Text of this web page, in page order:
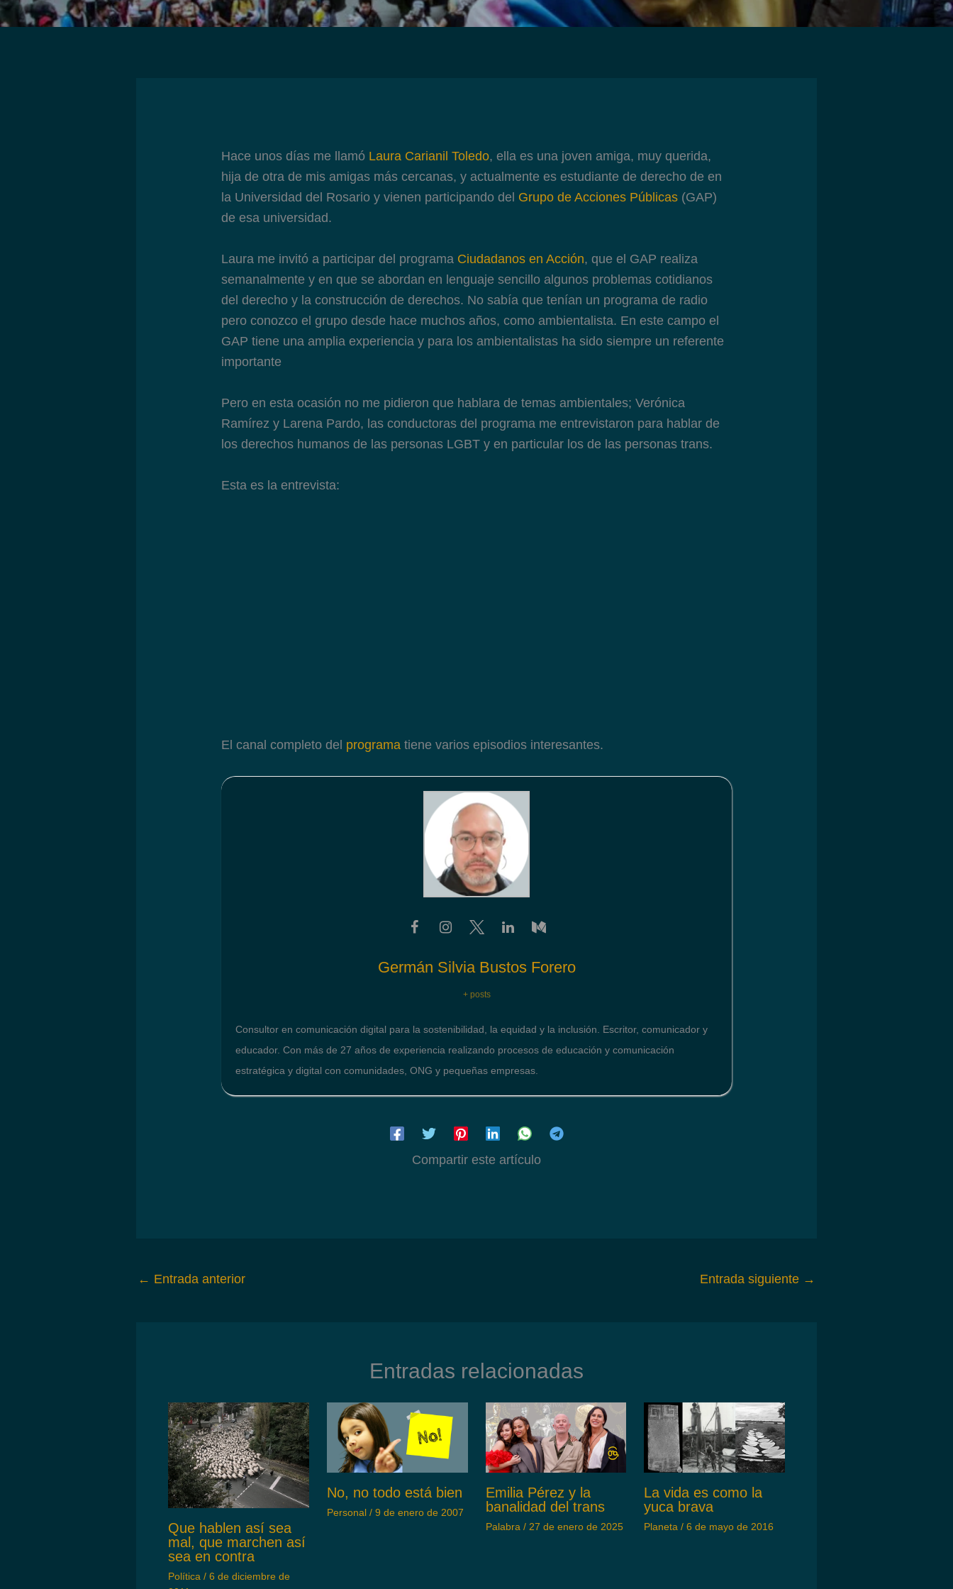
Hace unos días me llamó Laura Carianil Toledo, ella es una joven amiga, muy querida,
hija de otra de mis amigas más cercanas, y actualmente es estudiante de derecho de en
la Universidad del Rosario y vienen participando del Grupo de Acciones Públicas (GAP)
de esa universidad.
Laura me invitó a participar del programa Ciudadanos en Acción, que el GAP realiza
semanalmente y en que se abordan en lenguaje sencillo algunos problemas cotidianos
del derecho y la construcción de derechos. No sabía que tenían un programa de radio
pero conozco el grupo desde hace muchos años, como ambientalista. En este campo el
GAP tiene una amplia experiencia y para los ambientalistas ha sido siempre un referente
importante
Pero en esta ocasión no me pidieron que hablara de temas ambientales; Verónica
Ramírez y Larena Pardo, las conductoras del programa me entrevistaron para hablar de
los derechos humanos de las personas LGBT y en particular los de las personas trans.
Esta es la entrevista:
El canal completo del programa tiene varios episodios interesantes.
Germán Silvia Bustos Forero
+ posts
Consultor en comunicación digital para la sostenibilidad, la equidad y la inclusión. Escritor, comunicador y
educador. Con más de 27 años de experiencia realizando procesos de educación y comunicación
estratégica y digital con comunidades, ONG y pequeñas empresas.
Compartir este artículo
← Entrada anterior Entrada siguiente →
Entradas relacionadas
Que hablen así sea
mal, que marchen así
sea en contra
Política / 6 de diciembre de
No, no todo está bien
Personal/ 9 de enero de 2007
Emilia Pérez y la
banalidad del trans
Palabra / 27 de enero de 2025
La vida es como la
yuca brava
Planeta /6 de mayo de 2016